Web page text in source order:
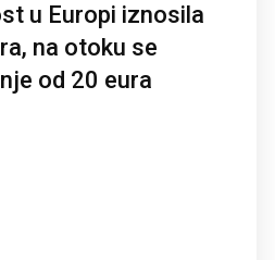
u Europi iznosila
na otoku se
od 20 eura